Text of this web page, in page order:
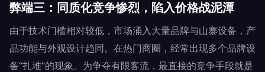
弊端三：同质化竞争惨烈，陷入价格战泥潭
由于技术门槛相对较低，市场涌入大量品牌与山寨设备，产
品功能与外观设计趋同。在热门商圈，经常出现多个品牌设
备“扎堆”的现象。为争夺有限客流，最直接的竞争手段就是